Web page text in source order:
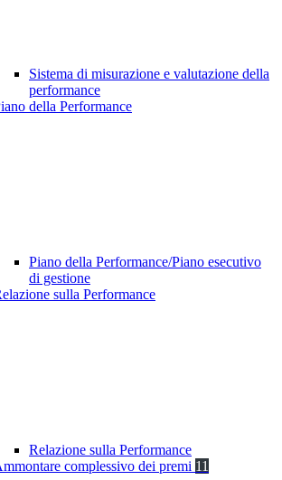
Sistema di misurazione e valutazione della
performance
della Performance
Piano della Performance/Piano esecutivo
di gestione
sulla Performance
Relazione sulla Performance
complessivo dei premi 11